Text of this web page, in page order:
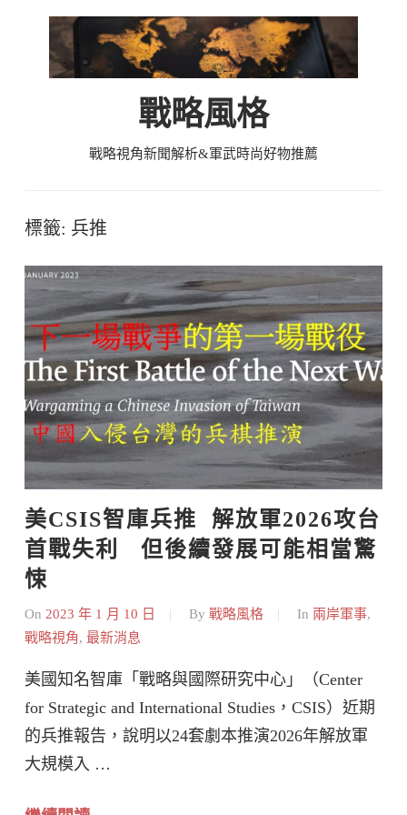
戰略風格
戰略視角新聞解析&軍武時尚好物推薦
標籤: 兵推
美CSIS智庫兵推  解放軍2026攻台
首戰失利   但後續發展可能相當驚
悚
On 2023 年 1 月 10 日 By 戰略風格 In 兩岸軍事,
戰略視角, 最新消息
美國知名智庫「戰略與國際研究中心」（Center
for Strategic and International Studies，CSIS）近期
的兵推報告，說明以24套劇本推演2026年解放軍
大規模入 …